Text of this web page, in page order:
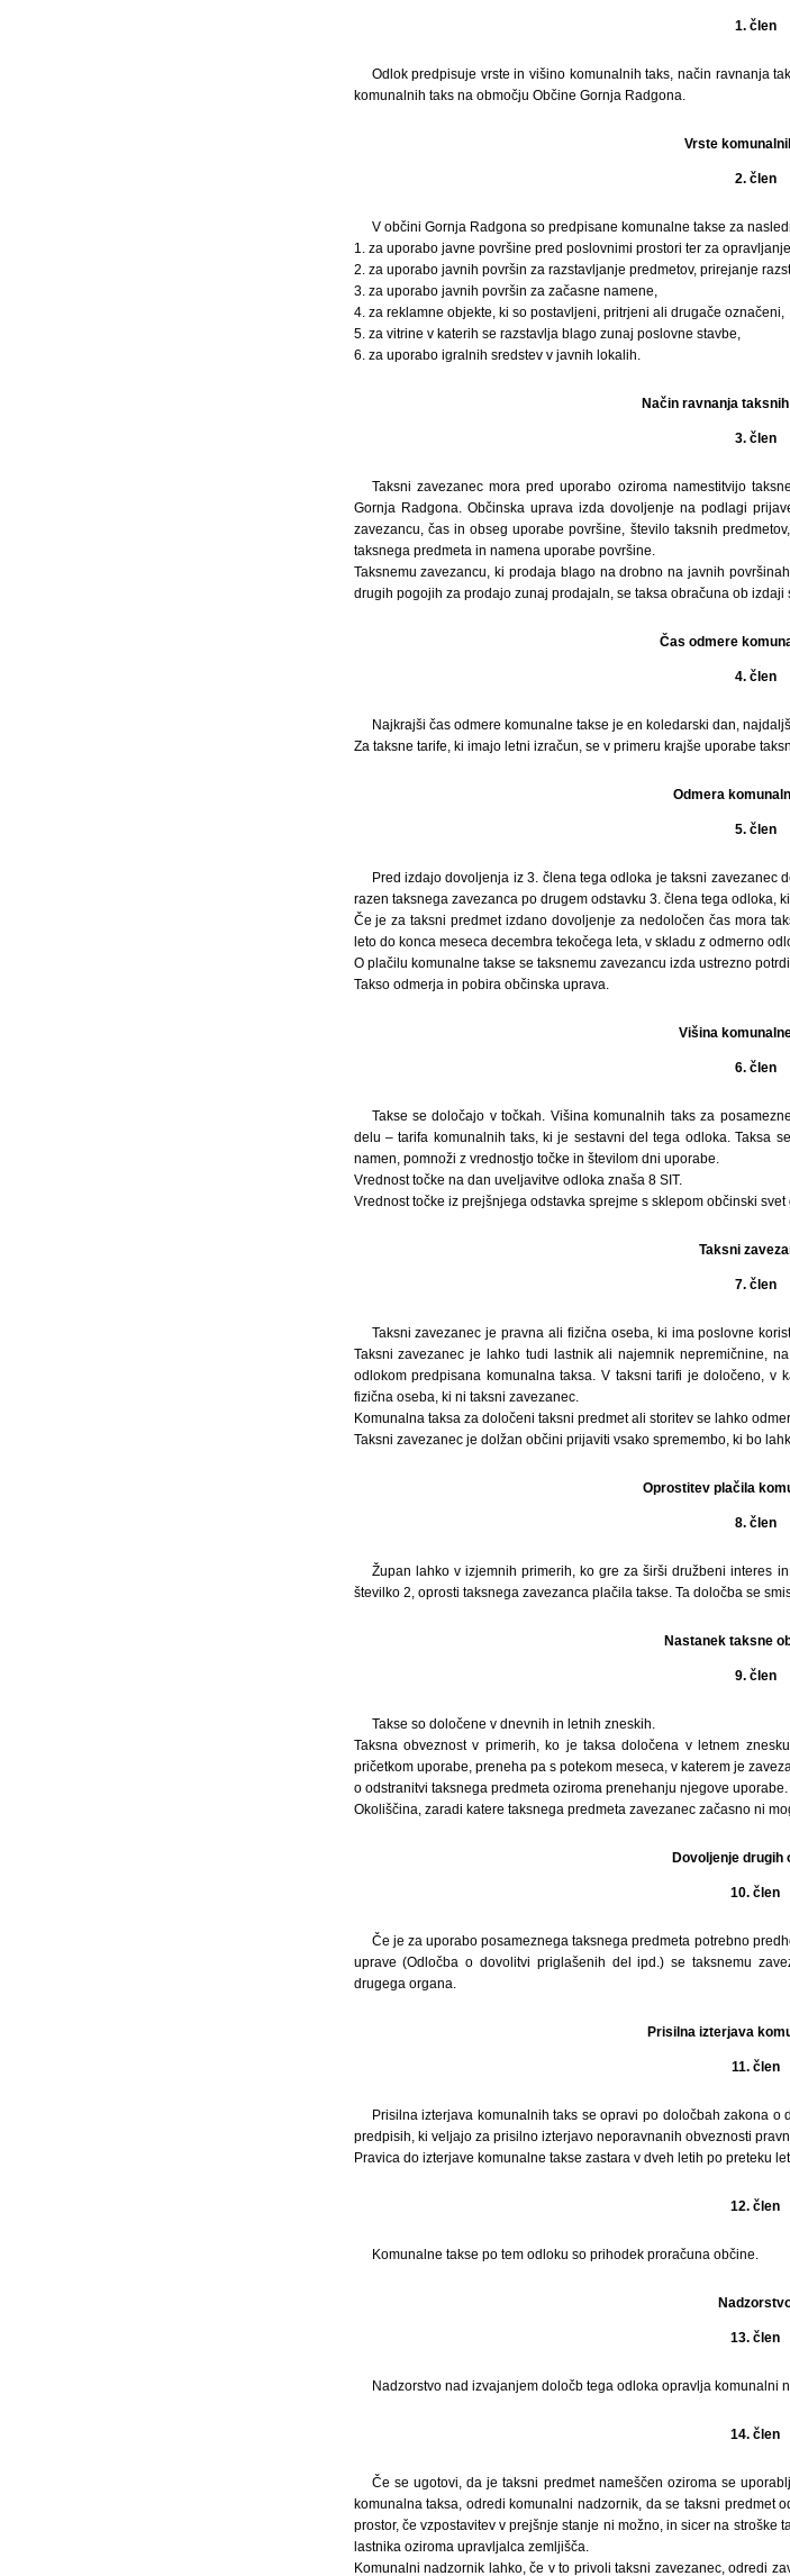
1. člen
Odlok predpisuje vrste in višino komunalnih taks, način ravnanja
komunalnih taks na območju Občine Gornja Radgona.
Vrste
2. člen
V občini Gornja Radgona so predpisane komunalne takse za
1. za uporabo javne površine pred poslovnimi prostori ter za
2. za uporabo javnih površin za razstavljanje predmetov, prirejanje
3. za uporabo javnih površin za začasne namene,
4. za reklamne objekte, ki so postavljeni, pritrjeni ali drugače označeni,
5. za vitrine v katerih se razstavlja blago zunaj poslovne stavbe,
6. za uporabo igralnih sredstev v javnih lokalih.
Način ravnanja
3. člen
Taksni zavezanec mora pred uporabo oziroma namestitvijo
Gornja Radgona. Občinska uprava izda dovoljenje na podlagi
zavezancu, čas in obseg uporabe površine, število taksnih
taksnega predmeta in namena uporabe površine.
Taksnemu zavezancu, ki prodaja blago na drobno na javnih
drugih pogojih za prodajo zunaj prodajaln, se taksa obračuna ob izdaji
Čas odmere
4. člen
Najkrajši čas odmere komunalne takse je en koledarski dan,
Za taksne tarife, ki imajo letni izračun, se v primeru krajše uporabe
Odmera
5. člen
Pred izdajo dovoljenja iz 3. člena tega odloka je taksni zavezanec
razen taksnega zavezanca po drugem odstavku 3. člena tega odloka,
Če je za taksni predmet izdano dovoljenje za nedoločen čas mora
leto do konca meseca decembra tekočega leta, v skladu z odmerno
O plačilu komunalne takse se taksnemu zavezancu izda ustrezno
Takso odmerja in pobira občinska uprava.
Višina
6. člen
Takse se določajo v točkah. Višina komunalnih taks za
delu – tarifa komunalnih taks, ki je sestavni del tega odloka. Taksa
namen, pomnoži z vrednostjo točke in številom dni uporabe.
Vrednost točke na dan uveljavitve odloka znaša 8 SIT.
Vrednost točke iz prejšnjega odstavka sprejme s sklepom občinski
Taksni
7. člen
Taksni zavezanec je pravna ali fizična oseba, ki ima poslovne
Taksni zavezanec je lahko tudi lastnik ali najemnik nepremičnine,
odlokom predpisana komunalna taksa. V taksni tarifi je določeno, v
fizična oseba, ki ni taksni zavezanec.
Komunalna taksa za določeni taksni predmet ali storitev se lahko
Taksni zavezanec je dolžan občini prijaviti vsako spremembo, ki bo
Oprostitev plačila
8. člen
Župan lahko v izjemnih primerih, ko gre za širši družbeni interes
številko 2, oprosti taksnega zavezanca plačila takse. Ta določba se
Nastanek taksne
9. člen
Takse so določene v dnevnih in letnih zneskih.
Taksna obveznost v primerih, ko je taksa določena v letnem
pričetkom uporabe, preneha pa s potekom meseca, v katerem je
o odstranitvi taksnega predmeta oziroma prenehanju njegove uporabe.
Okoliščina, zaradi katere taksnega predmeta zavezanec začasno ni
Dovoljenje drugih
10. člen
Če je za uporabo posameznega taksnega predmeta potrebno
uprave (Odločba o dovolitvi priglašenih del ipd.) se taksnemu
drugega organa.
Prisilna izterjava
11. člen
Prisilna izterjava komunalnih taks se opravi po določbah zakona
predpisih, ki veljajo za prisilno izterjavo neporavnanih obveznosti
Pravica do izterjave komunalne takse zastara v dveh letih po preteku
12. člen
Komunalne takse po tem odloku so prihodek proračuna občine.
13. člen
Nadzorstvo nad izvajanjem določb tega odloka opravlja komunalni
14. člen
Če se ugotovi, da je taksni predmet nameščen oziroma se
komunalna taksa, odredi komunalni nadzornik, da se taksni predmet
prostor, če vzpostavitev v prejšnje stanje ni možno, in sicer na stroške
lastnika oziroma upravljalca zemljišča.
Komunalni nadzornik lahko, če v to privoli taksni zavezanec, odredi